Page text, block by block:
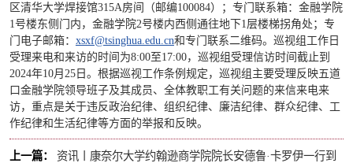
区清华大学焊接馆315A房间（邮编100084）；专门联系箱：金融学院
1号楼东侧门内，金融学院2号楼内西侧通往地下1层楼梯拐角处；专
门电子邮箱： xsxf@tsinghua.edu.cn和专门联系二维码。巡视组工作日
受理来电和来访的时间为8:00至17:00，巡视组受理信访时间截止到
2024年10月25日。根据巡视工作条例规定，巡视组主要受理反映五道
口金融学院领导班子及其成员、全体教职工有关问题的来信来电来
访，重点是关于违反政治纪律、组织纪律、廉洁纪律、群众纪律、工
作纪律和生活纪律等方面的举报和反映。
上一篇：
资讯丨康奈尔大学约翰逊商学院院长安德鲁·卡罗伊一行到